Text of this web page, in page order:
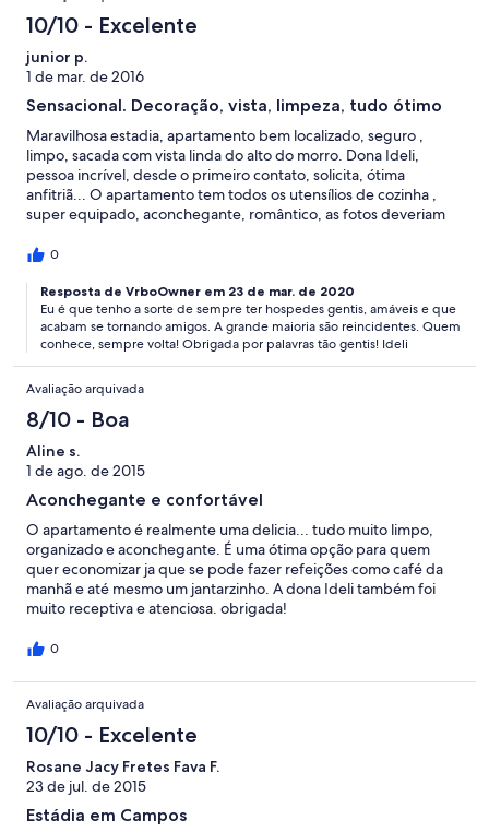
marido da Ideli, nos ligou e nos ajudou a utilizar o aquecedor
central, então não tivemos problema algum. O condomínio é
muito bem cuidado e tranquilo. Enfim, com certeza voltaremos
e se você estiver pensando em alugar, não pense duas vezes.
Obrigada Ideli e Cassiano! :)
10/10 - Excelente
junior p.
1 de mar. de 2016
Sensacional. Decoração, vista, limpeza, tudo ótimo
Maravilhosa estadia, apartamento bem localizado, seguro ,
limpo, sacada com vista linda do alto do morro. Dona Ideli,
pessoa incrível, desde o primeiro contato, solicita, ótima
anfitriã... O apartamento tem todos os utensílios de cozinha ,
super equipado, aconchegante, romântico, as fotos deveriam
sendo mostrado.... Agradeço muito à Ideli, pretendo voltar com
gosto....Nota 1000....
0
Resposta de VrboOwner em 23 de mar. de 2020
Eu é que tenho a sorte de sempre ter hospedes gentis, amáveis e que
acabam se tornando amigos. A grande maioria são reincidentes. Quem
conhece, sempre volta! Obrigada por palavras tão gentis! Ideli
Avaliação arquivada
8/10 - Boa
Aline s.
1 de ago. de 2015
Aconchegante e confortável
O apartamento é realmente uma delicia... tudo muito limpo,
organizado e aconchegante. É uma ótima opção para quem
quer economizar ja que se pode fazer refeições como café da
manhã e até mesmo um jantarzinho. A dona Ideli também foi
muito receptiva e atenciosa. obrigada!
0
Avaliação arquivada
10/10 - Excelente
Rosane Jacy Fretes Fava F.
23 de jul. de 2015
Estádia em Campos